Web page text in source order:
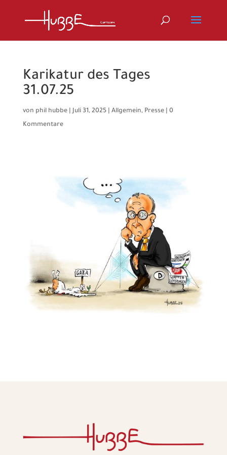
Karikatur des Tages
31.07.25
von phil hubbe|Juli 31, 2025| Allgemein, Presse| 0
Kommentare